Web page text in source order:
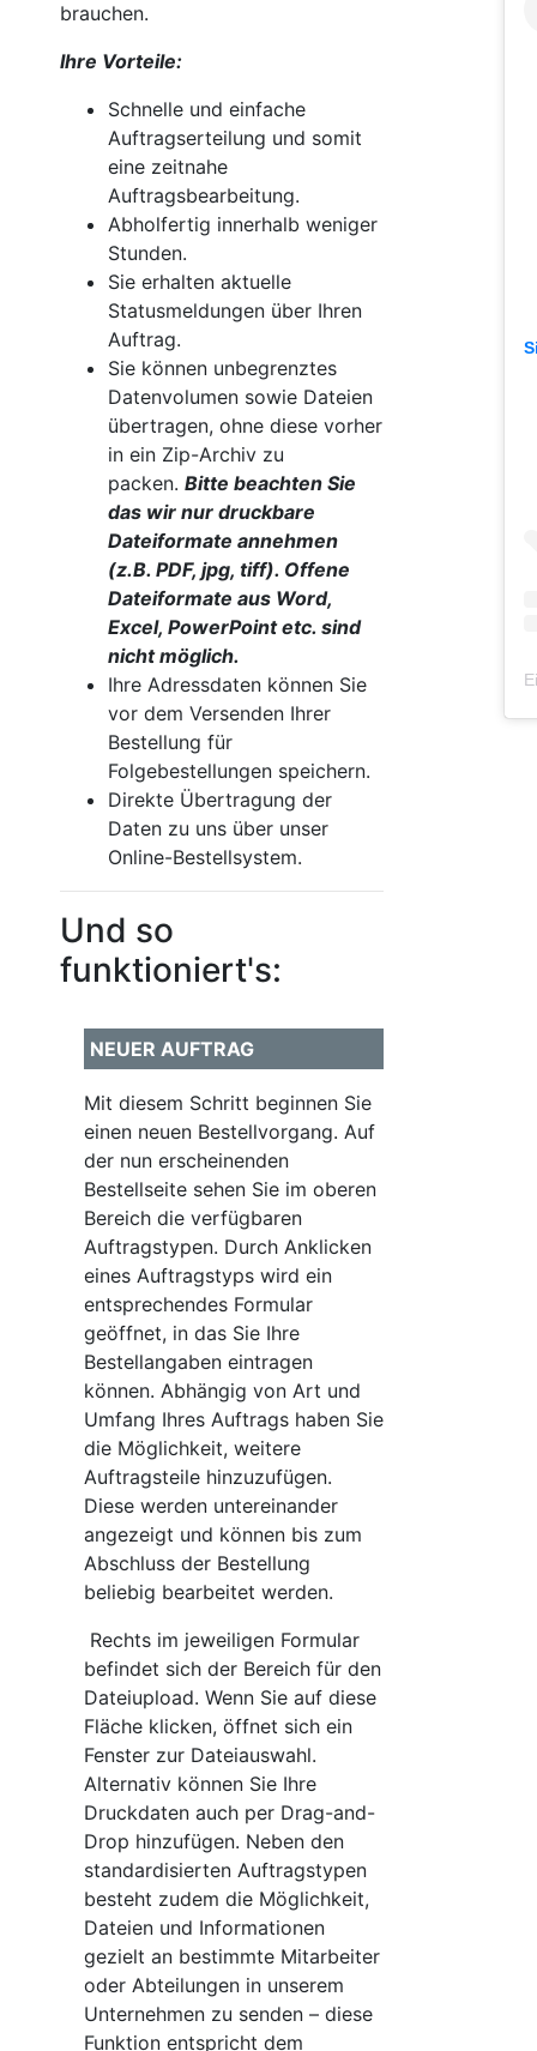
brauchen.
Ihre Vorteile:
Schnelle und einfache
Auftragserteilung und somit
eine zeitnahe
Auftragsbearbeitung.
Abholfertig innerhalb weniger
Stunden.
Sie erhalten aktuelle
Statusmeldungen über Ihren
Auftrag.
Sie können unbegrenztes
Datenvolumen sowie Dateien
übertragen, ohne diese vorher
in ein Zip-Archiv zu
packen. Bitte beachten Sie
das wir nur druckbare
Dateiformate annehmen
(z.B. PDF, jpg, tiff). Offene
Dateiformate aus Word,
Excel, PowerPoint etc. sind
nicht möglich.
Ihre Adressdaten können Sie
vor dem Versenden Ihrer
Bestellung für
Folgebestellungen speichern.
Direkte Übertragung der
Daten zu uns über unser
Online-Bestellsystem.
Und so
funktioniert's:
NEUER AUFTRAG
Mit diesem Schritt beginnen Sie
einen neuen Bestellvorgang. Auf
der nun erscheinenden
Bestellseite sehen Sie im oberen
Bereich die verfügbaren
Auftragstypen. Durch Anklicken
eines Auftragstyps wird ein
entsprechendes Formular
geöffnet, in das Sie Ihre
Bestellangaben eintragen
können. Abhängig von Art und
Umfang Ihres Auftrags haben Sie
die Möglichkeit, weitere
Auftragsteile hinzuzufügen.
Diese werden untereinander
angezeigt und können bis zum
Abschluss der Bestellung
beliebig bearbeitet werden.
Rechts im jeweiligen Formular
befindet sich der Bereich für den
Dateiupload. Wenn Sie auf diese
Fläche klicken, öffnet sich ein
Fenster zur Dateiauswahl.
Alternativ können Sie Ihre
Druckdaten auch per Drag-and-
Drop hinzufügen. Neben den
standardisierten Auftragstypen
besteht zudem die Möglichkeit,
Dateien und Informationen
gezielt an bestimmte Mitarbeiter
oder Abteilungen in unserem
Unternehmen zu senden – diese
Funktion entspricht dem